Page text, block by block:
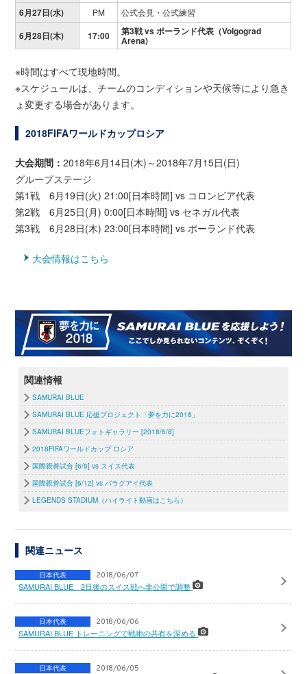
6月27日(水) PM 公式会見・公式練習
6月28日(木) 17:00 第3戦vs ポーランド代表（Volgograd
Arena)
※時間はすべて現地時間。
※スケジュールは、チームのコンディションや天候等により急き
ょ変更する場合があります。
2018FIFAワールドカップロシア
大会期間：2018年6月14日(木)～2018年7月15日(日)
グループステージ
第1戦 6月19日(火) 21:00[日本時間] vs コロンビア代表
第2戦 6月25日(月) 0:00[日本時間] vs セネガル代表
第3戦 6月28日(木) 23:00[日本時間] vs ポーランド代表
大会情報はこちら
関連情報
SAMURAI BLUE
SAMURAI BLUE 応援プロジェクト「夢を力に2018」
SAMURAI BLUEフォトギャラリー [2018/6/8]
2018FIFAワールドカップ ロシア
国際親善試合 [6/8] vs スイス代表
国際親善試合 [6/12] vs パラグアイ代表
LEGENDS STADIUM（ハイライト動画はこちら）
関連ニュース
日本代表 2018/06/07
SAMURAI BLUE、2日後のスイス戦へ非公開で調整
日本代表 2018/06/06
SAMURAI BLUE トレーニングで戦術の共有を深める
日本代表 2018/06/05